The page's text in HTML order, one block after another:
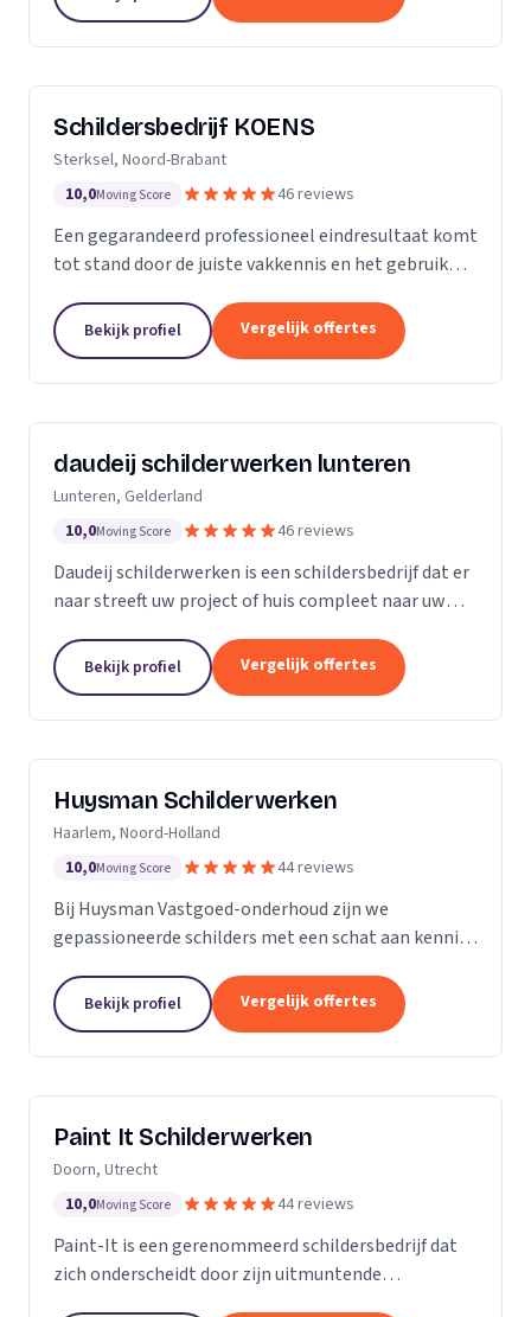
blijft...
Schildersbedrijf KOENS
Sterksel, Noord-Brabant
10,0Moving Score 46 reviews
Een gegarandeerd professioneel eindresultaat komt
tot stand door de juiste vakkennis en het gebruik
Bekijk profiel Vergelijk offertes
daudeij schilderwerken lunteren
Lunteren, Gelderland
10,0Moving Score 46 reviews
Daudeij schilderwerken is een schildersbedrijf dat er
naar streeft uw project of huis compleet naar uw
werken en beschikken over goede materialen die
ons...
Bekijk profiel Vergelijk offertes
Huysman Schilderwerken
Haarlem, Noord-Holland
10,0Moving Score 44 reviews
Bij Huysman Vastgoed-onderhoud zijn we
gepassioneerde schilders met een schat aan kennis
diverse projecten en materialen, waardoor we een
breed scala...
Bekijk profiel Vergelijk offertes
Paint It Schilderwerken
Doorn, Utrecht
10,0Moving Score 44 reviews
Paint-It is een gerenommeerd schildersbedrijf dat
zich onderscheidt door zijn uitmuntende